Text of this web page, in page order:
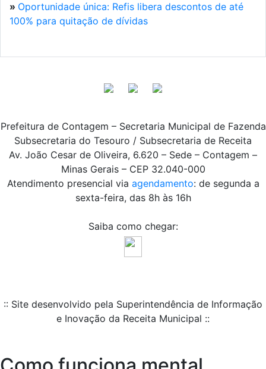
» Oportunidade única: Refis libera descontos de até
100% para quitação de dívidas
Prefeitura de Contagem – Secretaria Municipal de Fazenda
Subsecretaria do Tesouro / Subsecretaria de Receita
Av. João Cesar de Oliveira, 6.620 – Sede – Contagem –
Minas Gerais – CEP 32.040-000
Atendimento presencial via agendamento: de segunda a
sexta-feira, das 8h às 16h
Saiba como chegar:
:: Site desenvolvido pela Superintendência de Informação
e Inovação da Receita Municipal ::